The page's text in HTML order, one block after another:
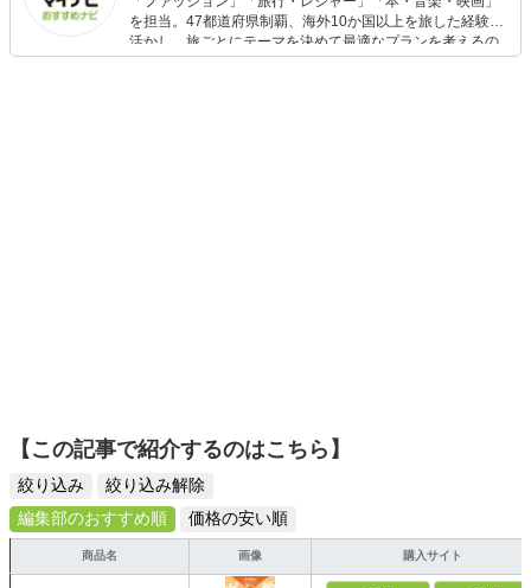
者セミナーなども運営。 また、編集プロダクション運営、
All Aboutの教育・受験ガイド、教育・受験情報webメディ
アのコンテンツ執筆・編集、全国の中学校・高校でのセミ
を担当。47都道府県制覇、海外10か国以上を旅した経験を
活かし、旅ごとにテーマを決めて最適なプランを考えるの
が得意。また、アパレルショップでの販売経験もあり。誰
【この記事で紹介するのはこちら】
絞り込み
絞り込み解除
編集部のおすすめ順
価格の安い順
商品名 画像 購入サイト